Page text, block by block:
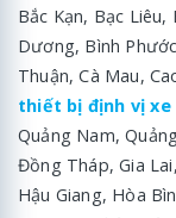
Bắc Kạn, Bạc
Dương, Bình
Thuận, Cà Mau,
thiết bị định vị
Quảng Nam,
Đồng Tháp, Gia
Hậu Giang, Hòa